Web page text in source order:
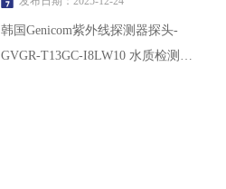
韩国Genicom紫外线探测器探头-
GVGR-T13GC-I8LW10 水质检测